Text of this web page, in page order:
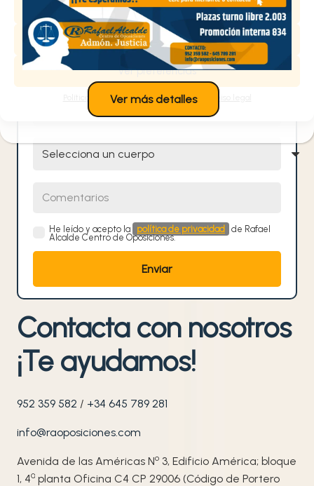
Aceptar
Denegar
Ver preferencias
Política de cookiesPolítica de privacidad
Nombre y Apellidos
Email
Selecciona un cuerpo
He leído y acepto la política de privacidad
de Rafael
Alcalde Centro de Oposiciones.
Contacta con nosotros
¡Te ayudamos!
952 359 582 / +34 645 789 281
info@raoposiciones.com
Avenida de las Américas No 3, Edificio América; bloque
1, 4ª planta Oficina C4 CP 29006 (Código de Portero
Ver más detalles